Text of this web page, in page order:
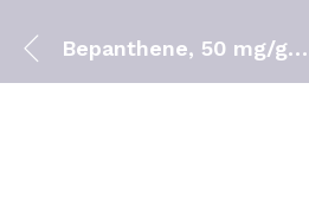
Bepanthene, 50 mg/g x 100 creme bisn